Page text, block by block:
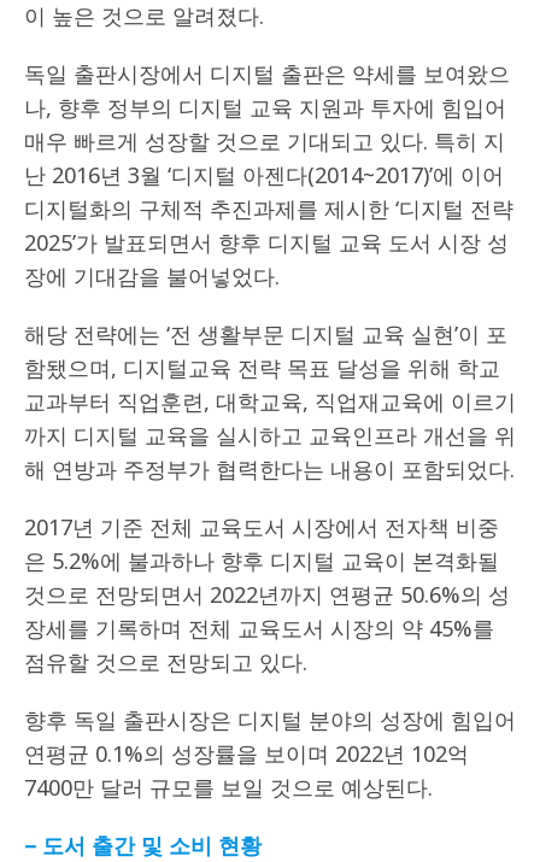
이 높은 것으로 알려졌다.
독일 출판시장에서 디지털 출판은 약세를 보여왔으
나, 향후 정부의 디지털 교육 지원과 투자에 힘입어
매우 빠르게 성장할 것으로 기대되고 있다. 특히 지
난 2016년 3월 ‘디지털 아젠다(2014~2017)’에 이어
디지털화의 구체적 추진과제를 제시한 ‘디지털 전략
2025’가 발표되면서 향후 디지털 교육 도서 시장 성
장에 기대감을 불어넣었다.
해당 전략에는 ‘전 생활부문 디지털 교육 실현’이 포
함됐으며, 디지털교육 전략 목표 달성을 위해 학교
교과부터 직업훈련, 대학교육, 직업재교육에 이르기
까지 디지털 교육을 실시하고 교육인프라 개선을 위
해 연방과 주정부가 협력한다는 내용이 포함되었다.
2017년 기준 전체 교육도서 시장에서 전자책 비중
은 5.2%에 불과하나 향후 디지털 교육이 본격화될
것으로 전망되면서 2022년까지 연평균 50.6%의 성
장세를 기록하며 전체 교육도서 시장의 약 45%를
점유할 것으로 전망되고 있다.
향후 독일 출판시장은 디지털 분야의 성장에 힘입어
연평균 0.1%의 성장률을 보이며 2022년 102억
7400만 달러 규모를 보일 것으로 예상된다.
– 도서 출간 및 소비 현황